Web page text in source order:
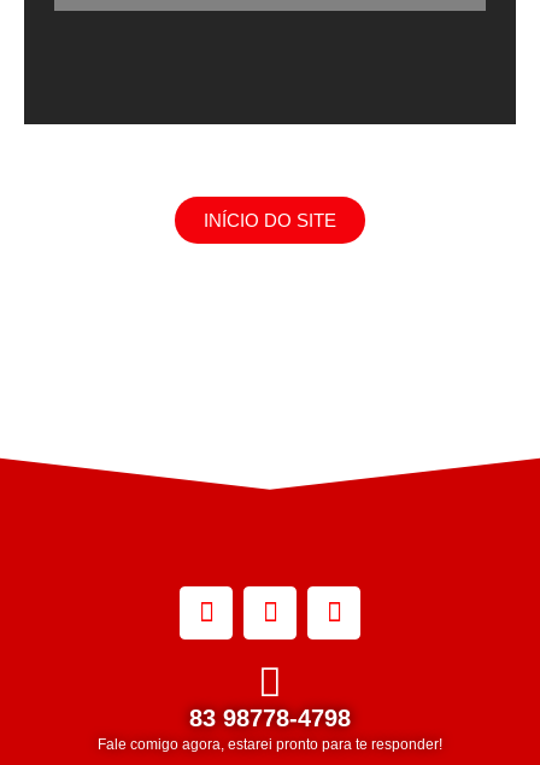
INÍCIO DO SITE
83 98778-4798
Fale comigo agora, estarei pronto para te responder!